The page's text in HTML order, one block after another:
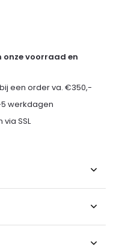
onze voorraad en
een order va. €350,-
werkdagen
SSL